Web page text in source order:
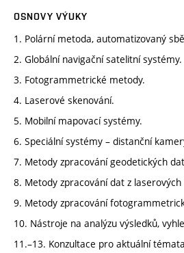
OSNOVY VÝUKY
1. Polární metoda, automatizovaný
2. Globální navigační satelitní systémy.
3. Fotogrammetrické metody.
4. Laserové skenování.
5. Mobilní mapovací systémy.
6. Speciální systémy – distanční
7. Metody zpracování geodetických
8. Metody zpracování dat z
9. Metody zpracování
10. Nástroje na analýzu výsledků,
11.–13. Konzultace pro aktuální